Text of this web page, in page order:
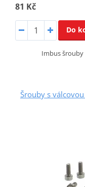
81 Kč
Do
Imbus šrouby
Šrouby s